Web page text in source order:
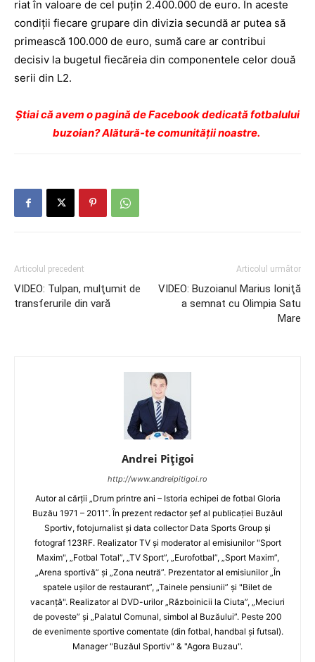
riat în valoare de cel puțin 2.400.000 de euro. În aceste
condiții fiecare grupare din divizia secundă ar putea să
primească 100.000 de euro, sumă care ar contribui
decisiv la bugetul fiecăreia din componentele celor două
serii din L2.
Ştiai că avem o pagină de Facebook dedicată fotbalului
buzoian? Alătură-te comunității noastre.
Articolul precedent
VIDEO: Tulpan, mulţumit de
transferurile din vară
Articolul următor
VIDEO: Buzoianul Marius Ioniţă
a semnat cu Olimpia Satu
Mare
Andrei Pițigoi
http://www.andreipitigoi.ro
Autor al cărţii „Drum printre ani – Istoria echipei de fotbal Gloria
Buzău 1971 – 2011”. În prezent redactor şef al publicaţiei Buzăul
Sportiv, fotojurnalist şi data collector Data Sports Group şi
fotograf 123RF. Realizator TV şi moderator al emisiunilor "Sport
Maxim", „Fotbal Total”, „TV Sport”, „Eurofotbal”, „Sport Maxim”,
„Arena sportivă” şi „Zona neutră”. Prezentator al emisiunilor „În
spatele uşilor de restaurant”, „Tainele pensiunii” şi "Bilet de
vacanţă". Realizator al DVD-urilor „Războinicii la Ciuta”, „Meciuri
de poveste” şi „Palatul Comunal, simbol al Buzăului”. Peste 200
de evenimente sportive comentate (din fotbal, handbal şi futsal).
Manager "Buzăul Sportiv" & "Agora Buzau".